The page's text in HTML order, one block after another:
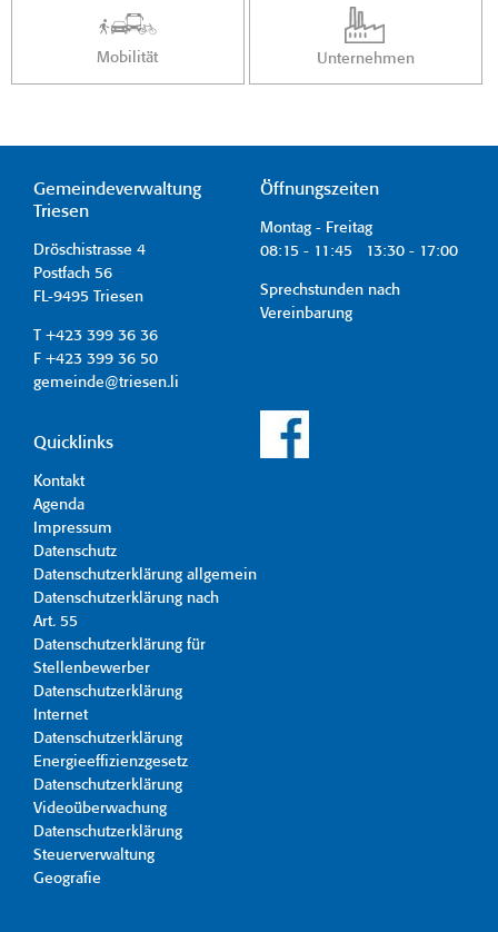
Mobilität Unternehmen
Gemeindeverwaltung
Triesen
Dröschistrasse 4
Postfach 56
FL-9495 Triesen
T +423 399 36 36
F +423 399 36 50
gemeinde@triesen.li
Öffnungszeiten
Montag - Freitag
08:15 - 11:45 13:30 - 17:00
Sprechstunden nach
Vereinbarung
Quicklinks
Kontakt
Agenda
Impressum
Datenschutz
Datenschutzerklärung allgemein
Datenschutzerklärung nach
Art. 55
Datenschutzerklärung für
Stellenbewerber
Datenschutzerklärung
Internet
Datenschutzerklärung
Energieeffizienzgesetz
Datenschutzerklärung
Videoüberwachung
Datenschutzerklärung
Steuerverwaltung
Geografie